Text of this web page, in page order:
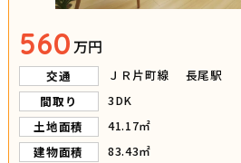
560万円
交通
ＪＲ片町線 長尾駅
間取り
3DK
土地面積
41.17㎡
建物面積
83.43㎡